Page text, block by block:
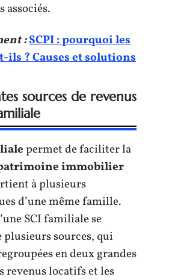
associés.
:SCPI : pourquoi les
ils ? Causes et solutions
sources de revenus
permet de faciliter la
immobilier
à plusieurs
d’une même famille.
SCI familiale se
plusieurs sources, qui
en deux grandes
revenus locatifs et les